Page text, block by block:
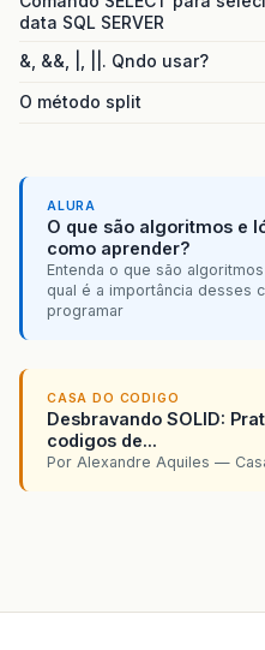
data SQL SERVER
&, &&, |, ||. Qndo usar?
O método split
ALURA
O que são algoritmos e
como aprender?
Entenda o que são
qual é a importância desses
programar
CASA DO CODIGO
Desbravando SOLID:
codigos de...
Por Alexandre Aquiles —